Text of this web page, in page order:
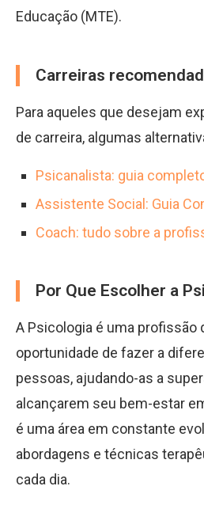
Educação (MTE).
Carreiras
Para aqueles que desejam
de carreira, algumas
Psicanalista: guia
Assistente Social: Guia
Coach: tudo sobre a
Por Que Escolher a
A Psicologia é uma profissão
oportunidade de fazer a
pessoas, ajudando-as a
alcançarem seu bem-estar
é uma área em constante
abordagens e técnicas
cada dia.